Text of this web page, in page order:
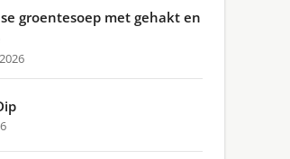
groentesoep met gehakt en